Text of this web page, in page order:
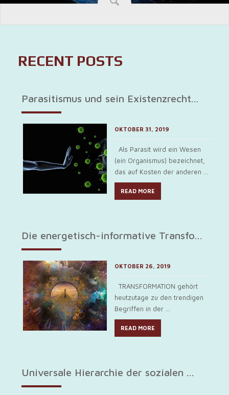
RECENT POSTS
Parasitismus und sein Existenzrecht...
OKTOBER 31, 2019
Als Parasit wird ein Wesen
(ein Organismus) bezeichnet,
das auf Kosten der anderen ...
READ MORE
Die energetisch-informative Transfo...
OKTOBER 26, 2019
TRANSFORMATION gehört
heutzutage zu den trendigen
Begriffen in der ...
READ MORE
Universale Hierarchie der sozialen ...